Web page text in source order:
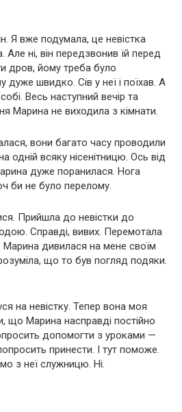
Я вже подумала, це невістка
ні, він передзвонив їй перед
дров, йому треба було
дуже швидко. Сів у неї і поїхав. А
Весь наступний вечір та
Марина не виходила з кімнати.
вони багато часу проводили
одній всяку нісенітницю. Ось від
дуже поранилася. Нога
би не було перелому.
Прийшла до невістки до
Справді, вивих. Перемотала
Марина дивилася на мене своїм
що то був погляд подяки.
на невістку. Тепер вона моя
що Марина насправді постійно
допомогти з уроками —
принести. І тут поможе.
з неї служницю. Ні.